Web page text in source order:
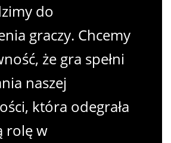
do
graczy. Chcemy
że gra spełni
naszej
która odegrała
rolę w